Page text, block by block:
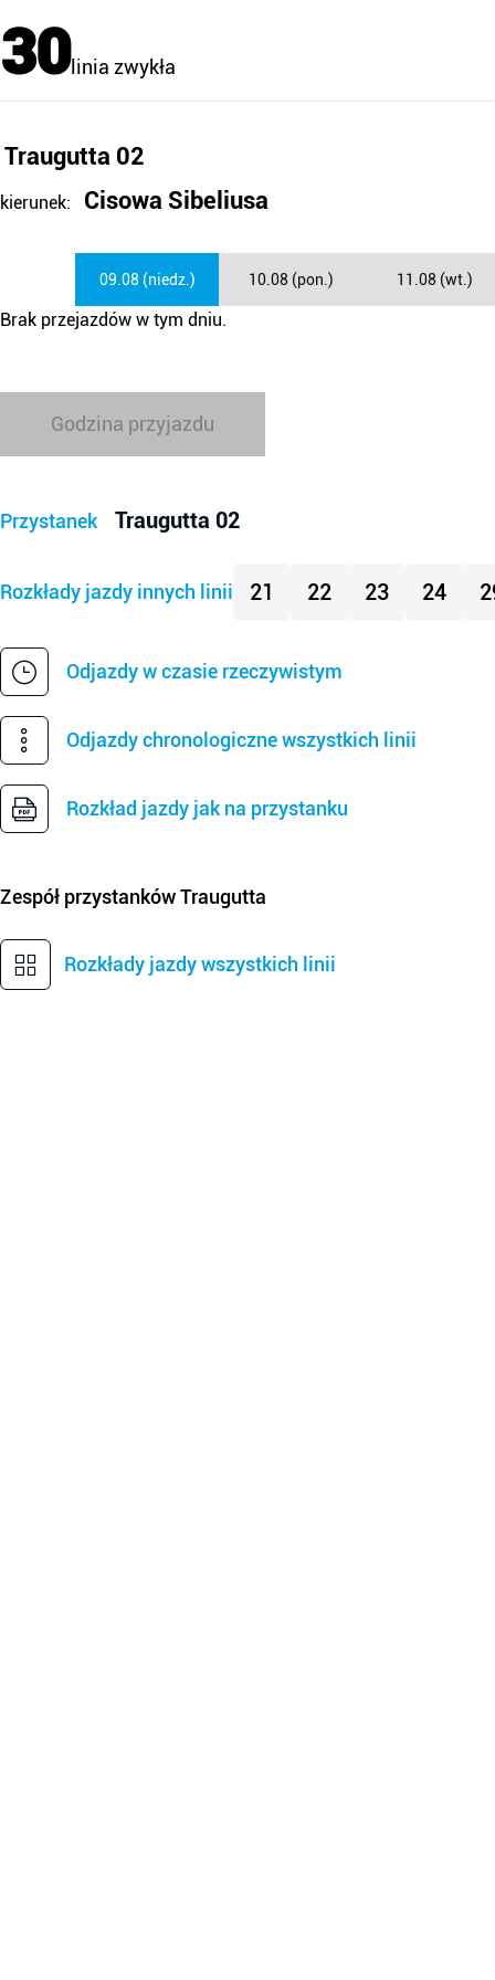
30linia zwykła
Traugutta 02
kierunek: Cisowa Sibeliusa
09.08 (niedz.) 10.08 (pon.) 11.08 (wt.)
Brak przejazdów w tym dniu.
Godzina przyjazdu
Przystanek Traugutta 02
Rozkłady jazdy innych linii 21 22 23 24
Odjazdy w czasie rzeczywistym
Odjazdy chronologiczne wszystkich linii
Rozkład jazdy jak na przystanku
Zespół przystankówTraugutta
Rozkłady jazdy wszystkich linii